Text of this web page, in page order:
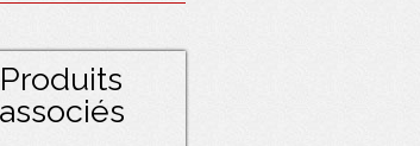
Produits
associés